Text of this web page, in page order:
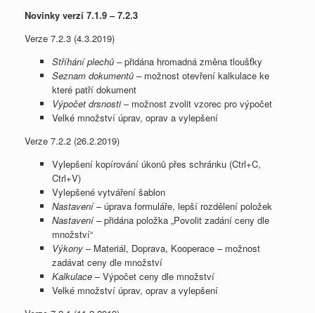
Novinky verzí 7.1.9 – 7.2.3
Verze 7.2.3 (4.3.2019)
Stříhání plechů – přidána hromadná změna tloušťky
Seznam dokumentů – možnost otevření kalkulace ke
které patří dokument
Výpočet drsnosti– možnost zvolit vzorec pro výpočet
Velké množství úprav, oprav a vylepšení
Verze 7.2.2 (26.2.2019)
Vylepšení kopírování úkonů přes schránku (Ctrl+C,
Ctrl+V)
Vylepšené vytváření šablon
Nastavení– úprava formuláře, lepší rozdělení položek
Nastavení– přidána položka „Povolit zadání ceny dle
množství“
Výkony – Materiál, Doprava, Kooperace – možnost
zadávat ceny dle množství
Kalkulace – Výpočet ceny dle množství
Velké množství úprav, oprav a vylepšení